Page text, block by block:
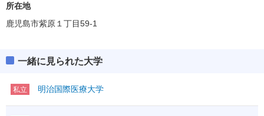
所在地
鹿児島市紫原１丁目59-1
一緒に見られた大学
私立 明治国際医療大学